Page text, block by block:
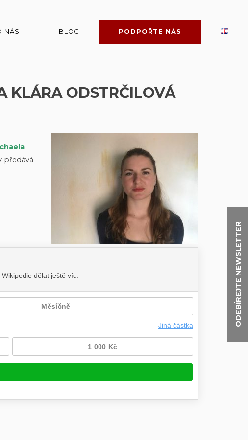
ODEBÍREJTE NEWSLETTER
NÁS BLOG PODPOŘTE NÁS
KLÁRA ODSTRČILOVÁ
předává